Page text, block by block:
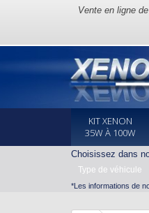
Vente en ligne
KIT XENON
35W À 100W
Choisissez dans
Type de véhicule
*Les informations de